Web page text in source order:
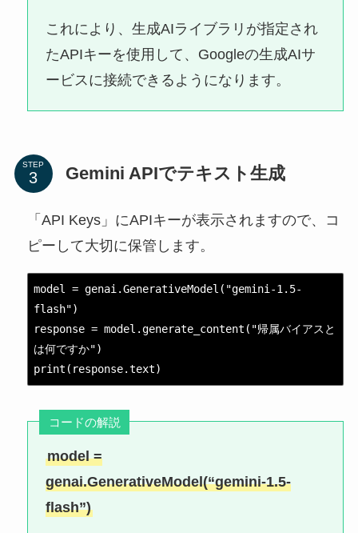
これにより、生成AIライブラリが指定され
たAPIキーを使用して、Googleの生成AIサ
ービスに接続できるようになります。
STEP Gemini APIでテキスト生成
「API Keys」にAPIキーが表示されますので、コ
ピーして大切に保管します。
model = genai.GenerativeModel("gemini-1.5-
flash")
response = model.generate_content("帰属バイアスと
は何ですか")
print(response.text)
コードの解説
model =
genai.GenerativeModel(“gemini-1.5-
flash”)